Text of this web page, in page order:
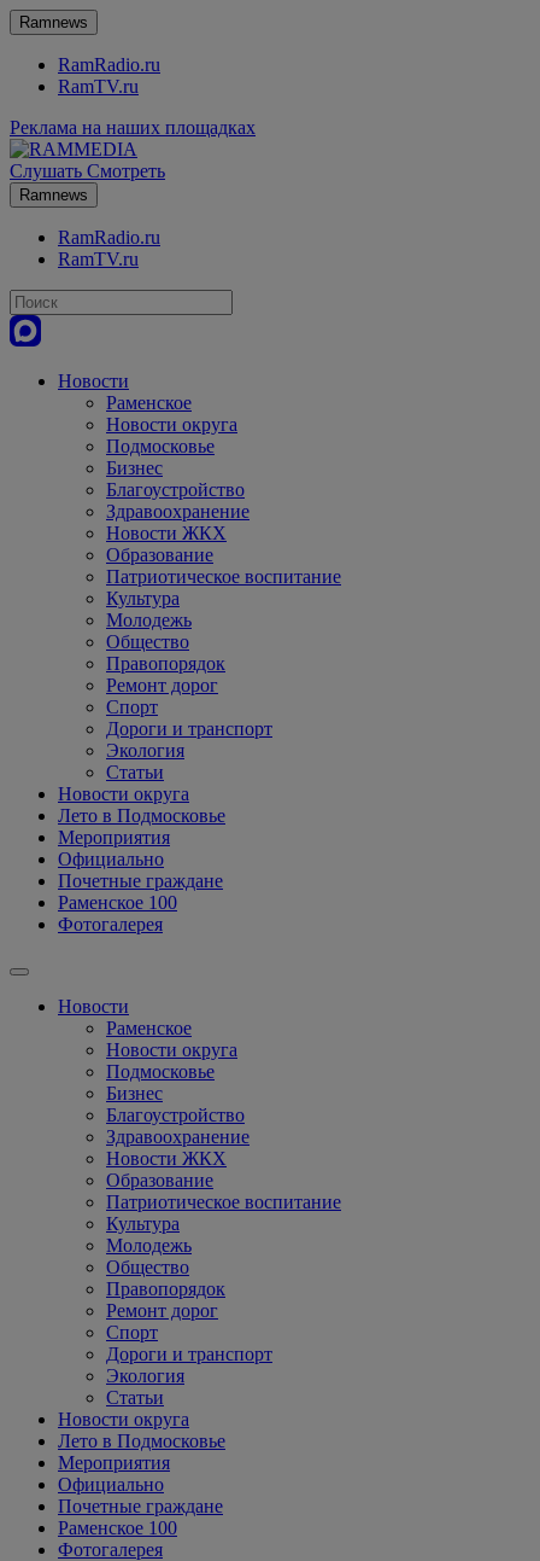
Ramnews
RamRadio.ru
RamTV.ru
Реклама на наших площадках
Слушать Смотреть
Ramnews
RamRadio.ru
RamTV.ru
Новости
Раменское
Новости округа
Подмосковье
Бизнес
Благоустройство
Здравоохранение
Новости ЖКХ
Образование
Патриотическое воспитание
Культура
Молодежь
Общество
Правопорядок
Ремонт дорог
Спорт
Дороги и транспорт
Экология
Статьи
Новости округа
Лето в Подмосковье
Мероприятия
Официально
Почетные граждане
Раменское 100
Фотогалерея
Новости
Раменское
Новости округа
Подмосковье
Бизнес
Благоустройство
Здравоохранение
Новости ЖКХ
Образование
Патриотическое воспитание
Культура
Молодежь
Общество
Правопорядок
Ремонт дорог
Спорт
Дороги и транспорт
Экология
Статьи
Новости округа
Лето в Подмосковье
Мероприятия
Официально
Почетные граждане
Раменское 100
Фотогалерея